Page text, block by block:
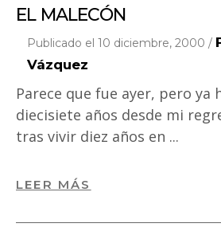
EL MALECÓN
Publicado el 10 diciembre, 2000 /
Vázquez
Parece que fue ayer, pero ya
diecisiete años desde mi
tras vivir diez años en
LEER MÁS